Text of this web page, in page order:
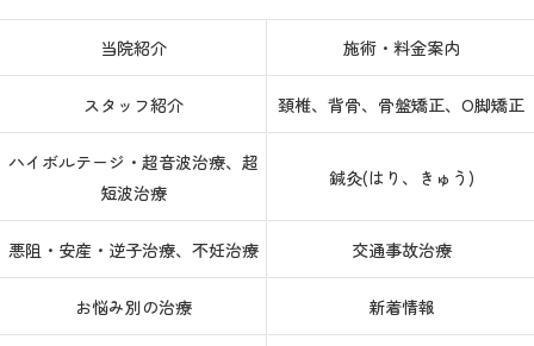
当院紹介 施術・料金案内
スタッフ紹介 頚椎、背骨、骨盤矯正、O脚矯正
ハイボルテージ・超音波治療、超
短波治療
鍼灸(はり、きゅう)
悪阻・安産・逆子治療、不妊治療 交通事故治療
お悩み別の治療 新着情報